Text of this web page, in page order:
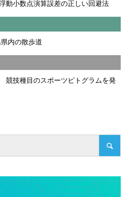
動小数点演算誤差の正しい回避法
内の散歩道
技種目のスポーツピトグラムを発